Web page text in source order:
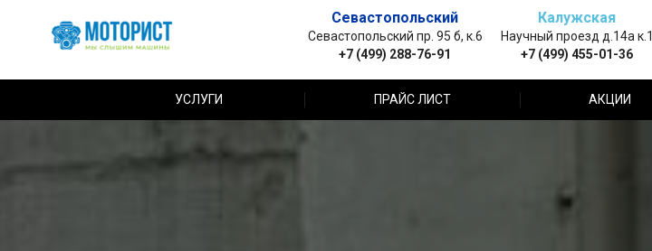
Севастопольский
Севастопольский пр. 95 б, к.6
+7 (499) 288-76-91
Калужская
Научный проезд д.14а к.1
+7 (499) 455-01-36
УСЛУГИ ПРАЙС ЛИСТ АКЦИИ